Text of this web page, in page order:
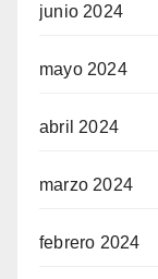
junio 2024
mayo 2024
abril 2024
marzo 2024
febrero 2024